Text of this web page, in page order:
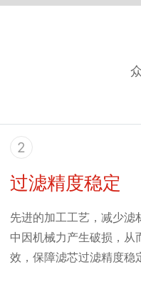
2
过滤精度稳定
先进的加工工艺，减少滤
中因机械力产生破损，从
效，保障滤芯过滤精度稳